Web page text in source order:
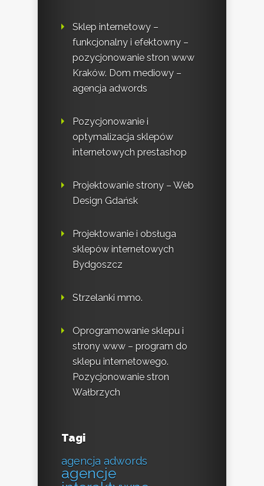
Sklep internetowy –
funkcjonalny i efektowny –
pozycjonowanie stron www
Kraków. Dom mediowy –
agencja adwords
Pozycjonowanie i
optymalizacja sklepów
internetowych prestashop
Projektowanie strony – Web
Design Gdańsk
Projektowanie i obsługa
sklepów internetowych
Bydgoszcz
Strzelanki mmo.
Oprogramowanie sklepu i
strony www – program do
sklepu internetowego.
Pozycjonowanie stron
Wałbrzych
Tagi
agencja adwords
agencje